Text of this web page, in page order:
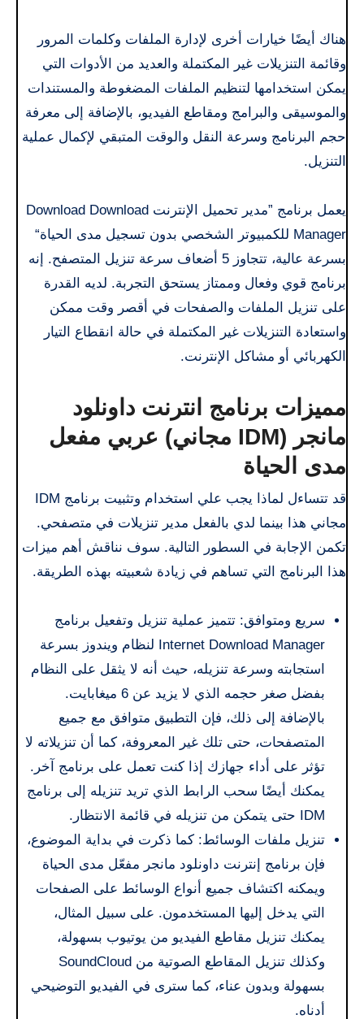
هناك أيضًا خيارات أخرى لإدارة الملفات وكلمات المرور
وقائمة التنزيلات غير المكتملة والعديد من الأدوات التي
يمكن استخدامها لتنظيم الملفات المضغوطة والمستندات
والموسيقى والبرامج ومقاطع الفيديو، بالإضافة إلى معرفة
حجم البرنامج وسرعة النقل والوقت المتبقي لإكمال عملية
التنزيل.
يعمل برنامج ”مدير تحميل الإنترنت Download Download
Manager للكمبيوتر الشخصي بدون تسجيل مدى الحياة“
بسرعة عالية، تتجاوز 5 أضعاف سرعة تنزيل المتصفح. إنه
برنامج قوي وفعال وممتاز يستحق التجربة. لديه القدرة
على تنزيل الملفات والصفحات في أقصر وقت ممكن
واستعادة التنزيلات غير المكتملة في حالة انقطاع التيار
الكهربائي أو مشاكل الإنترنت.
مميزات برنامج انترنت داونلود
مانجر (IDM مجاني) عربي مفعل
مدى الحياة
قد تتساءل لماذا يجب علي استخدام وتثبيت برنامج IDM
مجاني هذا بينما لدي بالفعل مدير تنزيلات في متصفحي.
تكمن الإجابة في السطور التالية. سوف نناقش أهم ميزات
هذا البرنامج التي تساهم في زيادة شعبيته بهذه الطريقة.
سريع ومتوافق: تتميز عملية تنزيل وتفعيل برنامج
Internet Download Manager لنظام ويندوز بسرعة
استجابته وسرعة تنزيله، حيث أنه لا يثقل على النظام
بفضل صغر حجمه الذي لا يزيد عن 6 ميغابايت.
بالإضافة إلى ذلك، فإن التطبيق متوافق مع جميع
المتصفحات، حتى تلك غير المعروفة، كما أن تنزيلاته لا
تؤثر على أداء جهازك إذا كنت تعمل على برنامج آخر.
يمكنك أيضًا سحب الرابط الذي تريد تنزيله إلى برنامج
IDM حتى يتمكن من تنزيله في قائمة الانتظار.
تنزيل ملفات الوسائط: كما ذكرت في بداية الموضوع،
فإن برنامج إنترنت داونلود مانجر مفعّل مدى الحياة
ويمكنه اكتشاف جميع أنواع الوسائط على الصفحات
التي يدخل إليها المستخدمون. على سبيل المثال،
يمكنك تنزيل مقاطع الفيديو من يوتيوب بسهولة،
وكذلك تنزيل المقاطع الصوتية من SoundCloud
بسهولة وبدون عناء، كما سترى في الفيديو التوضيحي
أدناه.